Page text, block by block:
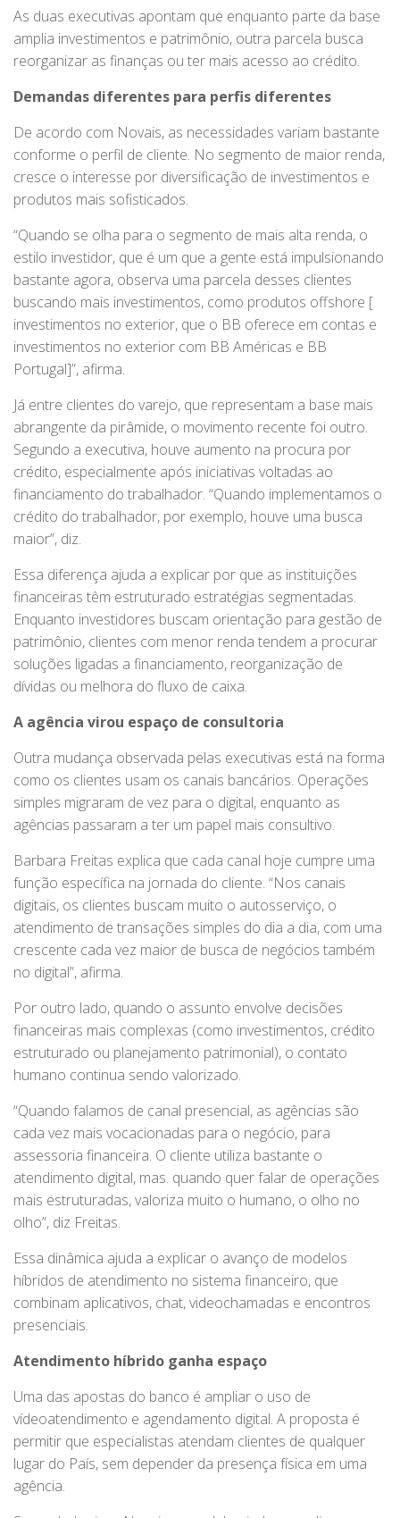
As duas executivas apontam que enquanto parte da base
amplia investimentos e patrimônio, outra parcela busca
reorganizar as finanças ou ter mais acesso ao crédito.
Demandas diferentes para perfis diferentes
De acordo com Novais, as necessidades variam bastante
conforme o perfil de cliente. No segmento de maior renda,
cresce o interesse por diversificação de investimentos e
produtos mais sofisticados.
“Quando se olha para o segmento de mais alta renda, o
estilo investidor, que é um que a gente está impulsionando
bastante agora, observa uma parcela desses clientes
buscando mais investimentos, como produtos offshore [
investimentos no exterior, que o BB oferece em contas e
investimentos no exterior com BB Américas e BB
Portugal]”, afirma.
Já entre clientes do varejo, que representam a base mais
abrangente da pirâmide, o movimento recente foi outro.
Segundo a executiva, houve aumento na procura por
crédito, especialmente após iniciativas voltadas ao
financiamento do trabalhador. “Quando implementamos o
crédito do trabalhador, por exemplo, houve uma busca
maior”, diz.
Essa diferença ajuda a explicar por que as instituições
financeiras têm estruturado estratégias segmentadas.
Enquanto investidores buscam orientação para gestão de
patrimônio, clientes com menor renda tendem a procurar
soluções ligadas a financiamento, reorganização de
dívidas ou melhora do fluxo de caixa.
A agência virou espaço de consultoria
Outra mudança observada pelas executivas está na forma
como os clientes usam os canais bancários. Operações
simples migraram de vez para o digital, enquanto as
agências passaram a ter um papel mais consultivo.
Barbara Freitas explica que cada canal hoje cumpre uma
função específica na jornada do cliente. “Nos canais
digitais, os clientes buscam muito o autosserviço, o
atendimento de transações simples do dia a dia, com uma
crescente cada vez maior de busca de negócios também
no digital”, afirma.
Por outro lado, quando o assunto envolve decisões
financeiras mais complexas (como investimentos, crédito
estruturado ou planejamento patrimonial), o contato
humano continua sendo valorizado.
“Quando falamos de canal presencial, as agências são
cada vez mais vocacionadas para o negócio, para
assessoria financeira. O cliente utiliza bastante o
atendimento digital, mas. quando quer falar de operações
mais estruturadas, valoriza muito o humano, o olho no
olho”, diz Freitas.
Essa dinâmica ajuda a explicar o avanço de modelos
híbridos de atendimento no sistema financeiro, que
combinam aplicativos, chat, videochamadas e encontros
presenciais.
Atendimento híbrido ganha espaço
Uma das apostas do banco é ampliar o uso de
vídeoatendimento e agendamento digital. A proposta é
permitir que especialistas atendam clientes de qualquer
lugar do País, sem depender da presença física em uma
agência.